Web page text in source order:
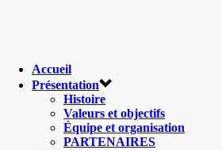
Accueil
Présentation
Histoire
Valeurs et objectifs
Équipe et organisation
PARTENAIRES